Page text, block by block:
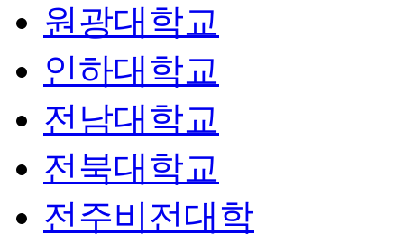
원광대학교
인하대학교
전남대학교
전북대학교
전주비전대학